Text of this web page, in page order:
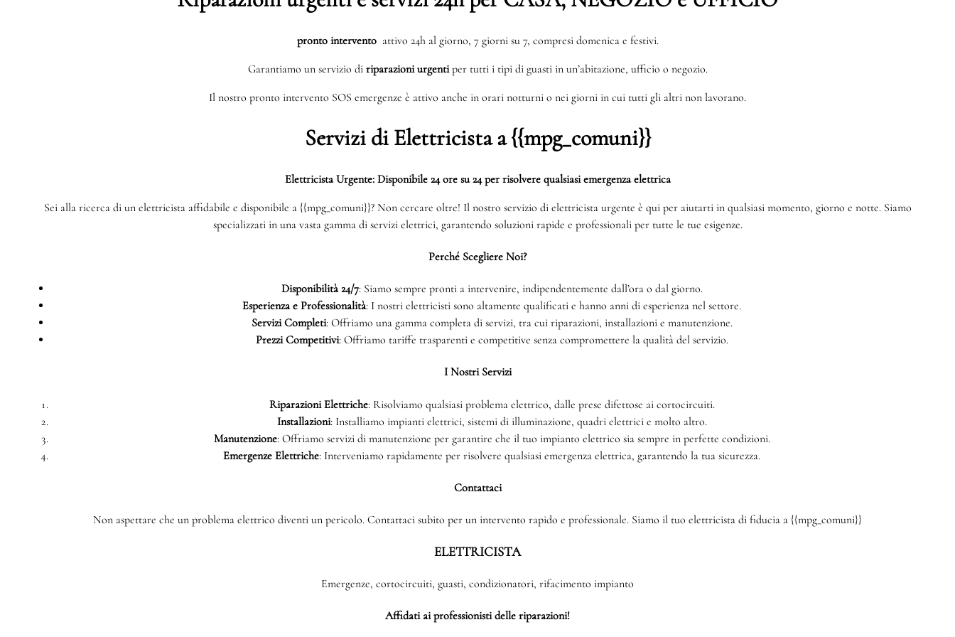
pronto intervento attivo 24h al giorno, 7 giorni su 7, compresi domenica e festivi.
Garantiamo un servizio di riparazioni urgentiper tutti i tipi di guasti in un’abitazione, ufficio o negozio.
Il nostro pronto intervento SOS emergenze è attivo anche in orari notturni o nei giorni in cui tutti gli altri non lavorano.
Servizi di Elettricista a {{mpg_comuni}}
Elettricista Urgente: Disponibile 24 ore su 24 per risolvere qualsiasi emergenza elettrica
Sei alla ricerca di un elettricista affidabile e disponibile a {{mpg_comuni}}? Non cercare oltre! Il nostro servizio di elettricista urgente è qui per aiutarti in qualsiasi momento, giorno e notte. Siamo
specializzati in una vasta gamma di servizi elettrici, garantendo soluzioni rapide e professionali per tutte le tue esigenze.
Perché Scegliere Noi?
Disponibilità 24/7: Siamo sempre pronti a intervenire, indipendentemente dall’ora o dal giorno.
Esperienza e Professionalità: I nostri elettricisti sono altamente qualificati e hanno anni di esperienza nel settore.
Servizi Completi: Offriamo una gamma completa di servizi, tra cui riparazioni, installazioni e manutenzione.
Prezzi Competitivi: Offriamo tariffe trasparenti e competitive senza compromettere la qualità del servizio.
I Nostri Servizi
Riparazioni Elettriche: Risolviamo qualsiasi problema elettrico, dalle prese difettose ai cortocircuiti.
Installazioni: Installiamo impianti elettrici, sistemi di illuminazione, quadri elettrici e molto altro.
Manutenzione: Offriamo servizi di manutenzione per garantire che il tuo impianto elettrico sia sempre in perfette condizioni.
Emergenze Elettriche: Interveniamo rapidamente per risolvere qualsiasi emergenza elettrica, garantendo la tua sicurezza.
Contattaci
Non aspettare che un problema elettrico diventi un pericolo. Contattaci subito per un intervento rapido e professionale. Siamo il tuo elettricista di fiducia a {{mpg_comuni}}
ELETTRICISTA
Emergenze, cortocircuiti, guasti, condizionatori, rifacimento impianto
Affidati ai professionisti delle riparazioni!